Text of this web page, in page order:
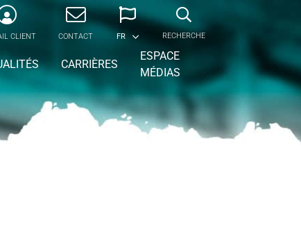
CLIENT CONTACT FR RECHERCHE
CARRIÈRES
ESPACE
MÉDIAS